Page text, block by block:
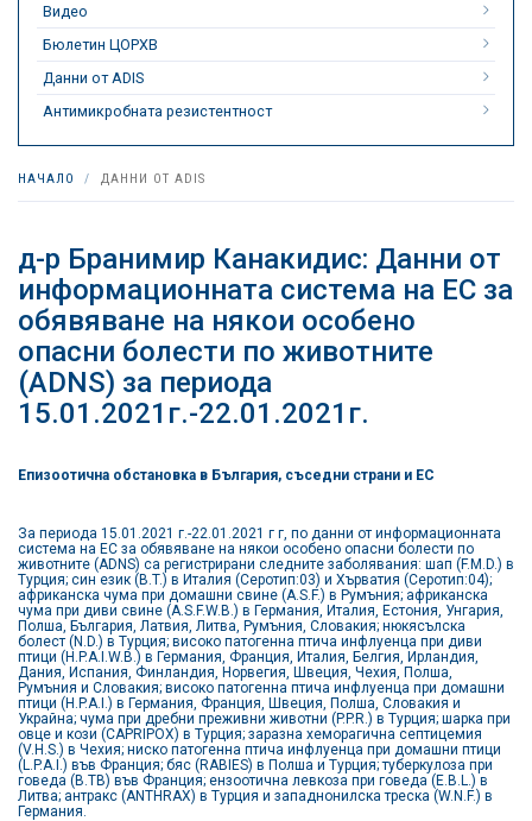
Видео
Бюлетин ЦОРХВ
Данни от ADIS
Антимикробната резистентност
НАЧАЛО ДАННИ ОТ ADIS
д-р Бранимир Канакидис: Данни от
информационната система на ЕС за
обявяване на някои особено
опасни болести по животните
(ADNS) за периода
15.01.2021г.-22.01.2021г.
Епизоотична обстановка в България, съседни страни и ЕС
За периода 15.01.2021 г.-22.01.2021 г г, по данни от информационната
система на ЕС за обявяване на някои особено опасни болести по
животните (ADNS) са регистрирани следните заболявания: шап (F.M.D.) в
Турция; син език (B.T.) в Италия (Серотип:03) и Хърватия (Серотип:04);
африканска чума при домашни свине (A.S.F.) в Румъния; африканска
чума при диви свине (A.S.F.W.B.) в Германия, Италия, Естония, Унгария,
Полша, България, Латвия, Литва, Румъния, Словакия; нюкясълска
болест (N.D.) в Турция; високо патогенна птича инфлуенца при диви
птици (H.P.A.I.W.B.) в Германия, Франция, Италия, Белгия, Ирландия,
Дания, Испания, Финландия, Норвегия, Швеция, Чехия, Полша,
Румъния и Словакия; високо патогенна птича инфлуенца при домашни
птици (H.P.A.I.) в Германия, Франция, Швеция, Полша, Словакия и
Украйна; чума при дребни преживни животни (P.P.R.) в Турция; шарка при
овце и кози (CAPRIPOX) в Турция; заразна хеморагична септицемия
(V.H.S.) в Чехия; ниско патогенна птича инфлуенца при домашни птици
(L.P.A.I.) във Франция; бяс (RABIES) в Полша и Турция; туберкулоза при
говеда (B.TB) във Франция; ензоотична левкоза при говеда (E.B.L.) в
Литва; антракс (ANTHRAX) в Турция и западнонилска треска (W.N.F.) в
Германия.